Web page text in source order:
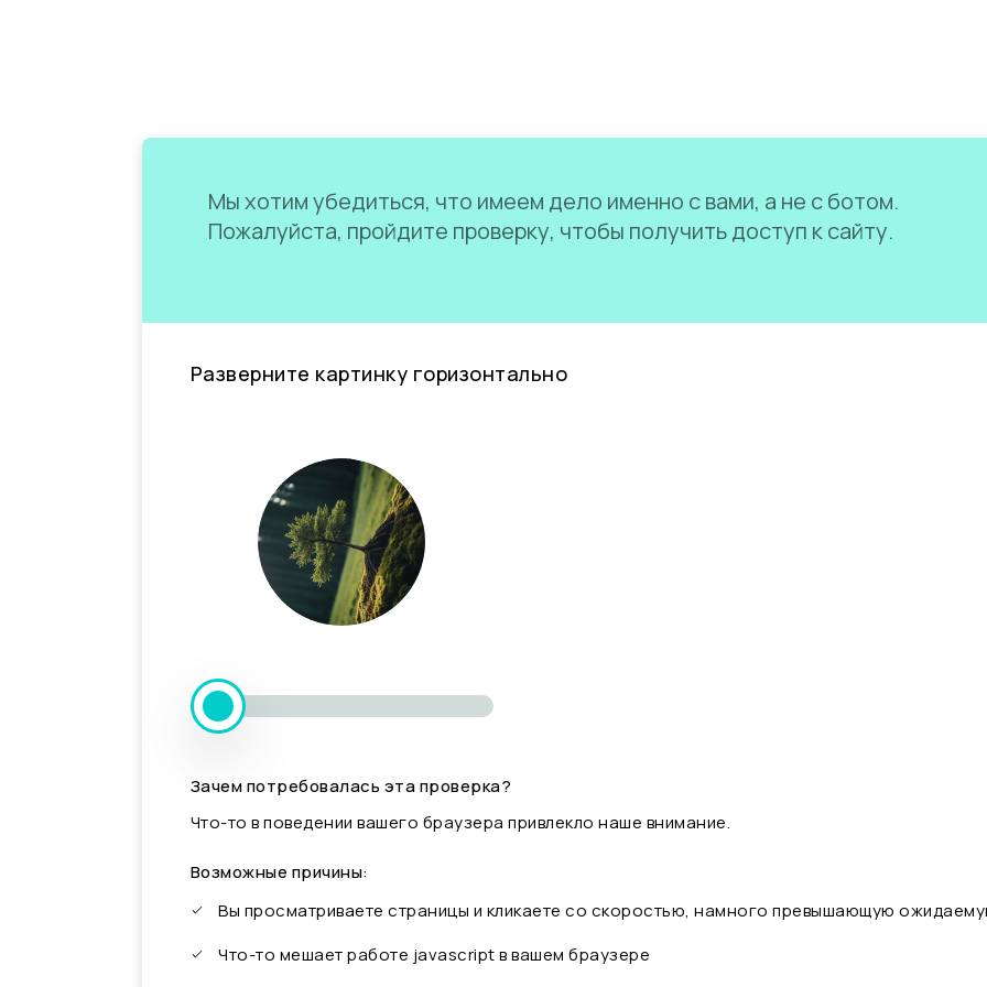
Мы хотим убедиться, что имеем дело именно с вами, а не с ботом.
Пожалуйста, пройдите проверку, чтобы получить доступ к сайту.
Разверните картинку горизонтально
Зачем потребовалась эта проверка?
Что-то в поведении вашего браузера привлекло наше внимание.
Возможные причины:
Вы просматриваете страницы и кликаете со скоростью, намного превышающую
Что-то мешает работе javascript в вашем браузере